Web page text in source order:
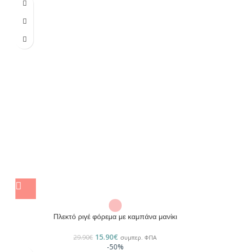
Πλεκτό ριγέ φόρεμα με καμπάνα μανίκι
29.90€ 15.90€ συμπερ. ΦΠΑ
-50%